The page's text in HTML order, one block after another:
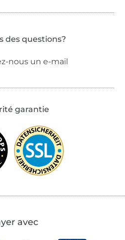
des questions?
nous un e-mail
garantie
avec